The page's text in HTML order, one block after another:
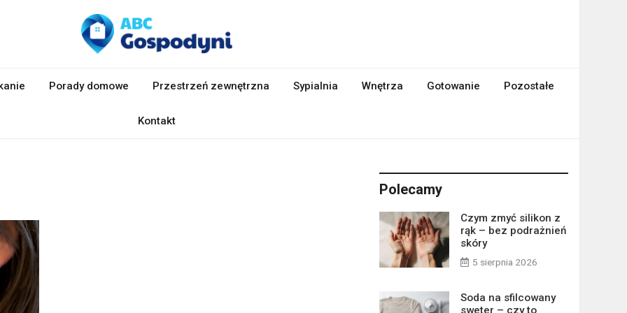
Porady domowe Przestrzeń zewnętrzna Sypialnia Wnętrza Gotowanie Pozostałe
Kontakt
Polecamy
Czym zmyć silikon z
rąk – bez podrażnień
skóry
5 sierpnia 2026
Soda na sfilcowany
sweter – czy to